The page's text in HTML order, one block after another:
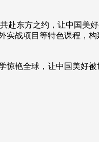
赴东方之约，让中国美
战项目等特色课程，
艳全球，让中国美好